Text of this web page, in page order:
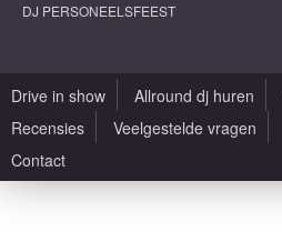
DJ PERSONEELSFEEST
Drive in show Allround dj huren
Recensies
Veelgestelde vragen
Contact